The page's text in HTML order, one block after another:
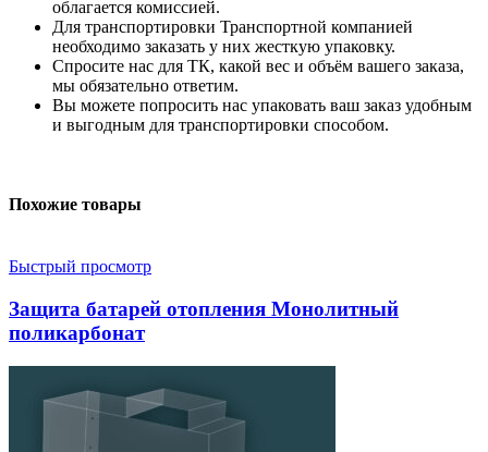
облагается комиссией.
Для транспортировки Транспортной компанией
необходимо заказать у них жесткую упаковку.
Спросите нас для ТК, какой вес и объём вашего заказа,
мы обязательно ответим.
Вы можете попросить нас упаковать ваш заказ удобным
и выгодным для транспортировки способом.
Похожие товары
Быстрый просмотр
Защита батарей отопления Монолитный
поликарбонат